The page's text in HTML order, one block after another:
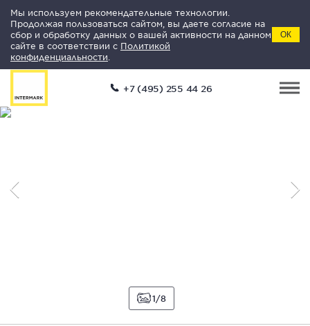
Мы используем рекомендательные технологии.
Продолжая пользоваться сайтом, вы даете согласие на
сбор и обработку данных о вашей активности на данном
сайте в соответствии с Политикой
конфиденциальности
ОК
+7 (495) 255 44 26
1 8